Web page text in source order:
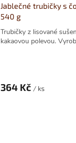
Jablečné trubičky s
540 g
Trubičky z lisované
kakaovou polevou.
364 Kč / ks